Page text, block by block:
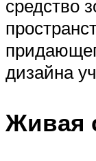
средство
дизайна
Живая